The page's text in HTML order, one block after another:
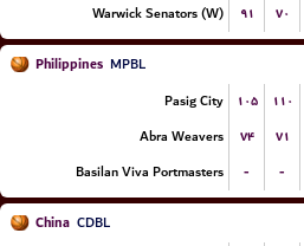
Warwick Senators (W)
۹۱ ۷۰
Philippines MPBL
Pasig City
۱۰۵ ۱۱۰
Abra Weavers
۷۴ ۷۱
Basilan Viva Portmasters
- -
China CDBL